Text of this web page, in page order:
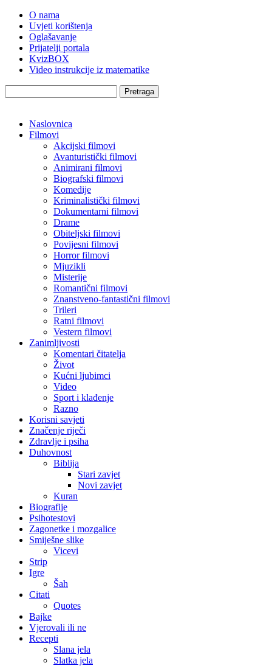
O nama
Uvjeti korištenja
Oglašavanje
Prijatelji portala
KvizBOX
Video instrukcije iz matematike
Pretraga
Naslovnica
Filmovi
Akcijski filmovi
Avanturistički filmovi
Animirani filmovi
Biografski filmovi
Komedije
Kriminalistički filmovi
Dokumentarni filmovi
Drame
Obiteljski filmovi
Povijesni filmovi
Horror filmovi
Mjuzikli
Misterije
Romantični filmovi
Znanstveno-fantastični filmovi
Trileri
Ratni filmovi
Vestern filmovi
Zanimljivosti
Komentari čitatelja
Život
Kućni ljubimci
Video
Sport i klađenje
Razno
Korisni savjeti
Značenje riječi
Zdravlje i psiha
Duhovnost
Biblija
Stari zavjet
Novi zavjet
Kuran
Biografije
Psihotestovi
Zagonetke i mozgalice
Smiješne slike
Vicevi
Strip
Igre
Šah
Citati
Quotes
Bajke
Vjerovali ili ne
Recepti
Slana jela
Slatka jela